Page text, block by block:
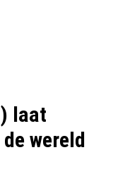
laat
wereld